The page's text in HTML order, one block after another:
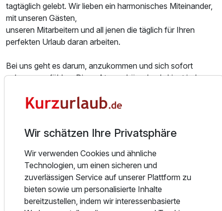
Suite Deluxe
Für 4 Tage
tagtäglich gelebt. Wir lieben ein harmonisches Miteinander,
mit unseren Gästen,
unseren Mitarbeitern und all jenen die täglich für Ihren
perfekten Urlaub daran arbeiten.
Bei uns geht es darum, anzukommen und sich sofort
zuhause zu fühlen. Diese Atmosphäre durchdringt jedes
Anregungen von Gästen auch passend umzusetzen.
Hotelpark mit Outdoorpool - bei uns ist Wohlfühlen
garantiert.
Im Sommer lockt die Natur: sei es auf den Bergen, zu Fuß
oder mit der Bahn. Erkunden Sie benachbarte Dörfer wie
Kitzbühel, Kufstein oder genießen Sie einfach die Ruhe im
Garten.
Wir schätzen Ihre Privatsphäre
Wir verwenden Cookies und ähnliche
Technologien, um einen sicheren und
zuverlässigen Service auf unserer Plattform zu
bieten sowie um personalisierte Inhalte
bereitzustellen, indem wir interessenbasierte